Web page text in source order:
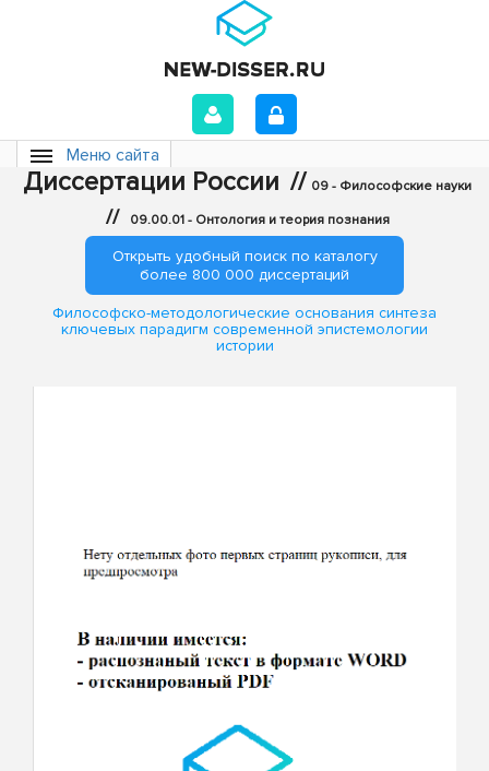
Меню сайта
Диссертации России // 09 - Философские науки
// 09.00.01 - Онтология и теория познания
Открыть удобный поиск по каталогу
более 800 000 диссертаций
Философско-методологические основания синтеза
ключевых парадигм современной эпистемологии
истории